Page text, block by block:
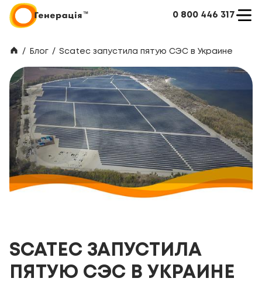
0 800 446 317
/ Блог / Scatec запустила пятую СЭС в Украине
SCATEC ЗАПУСТИЛА
ПЯТУЮ СЭС В УКРАИНЕ